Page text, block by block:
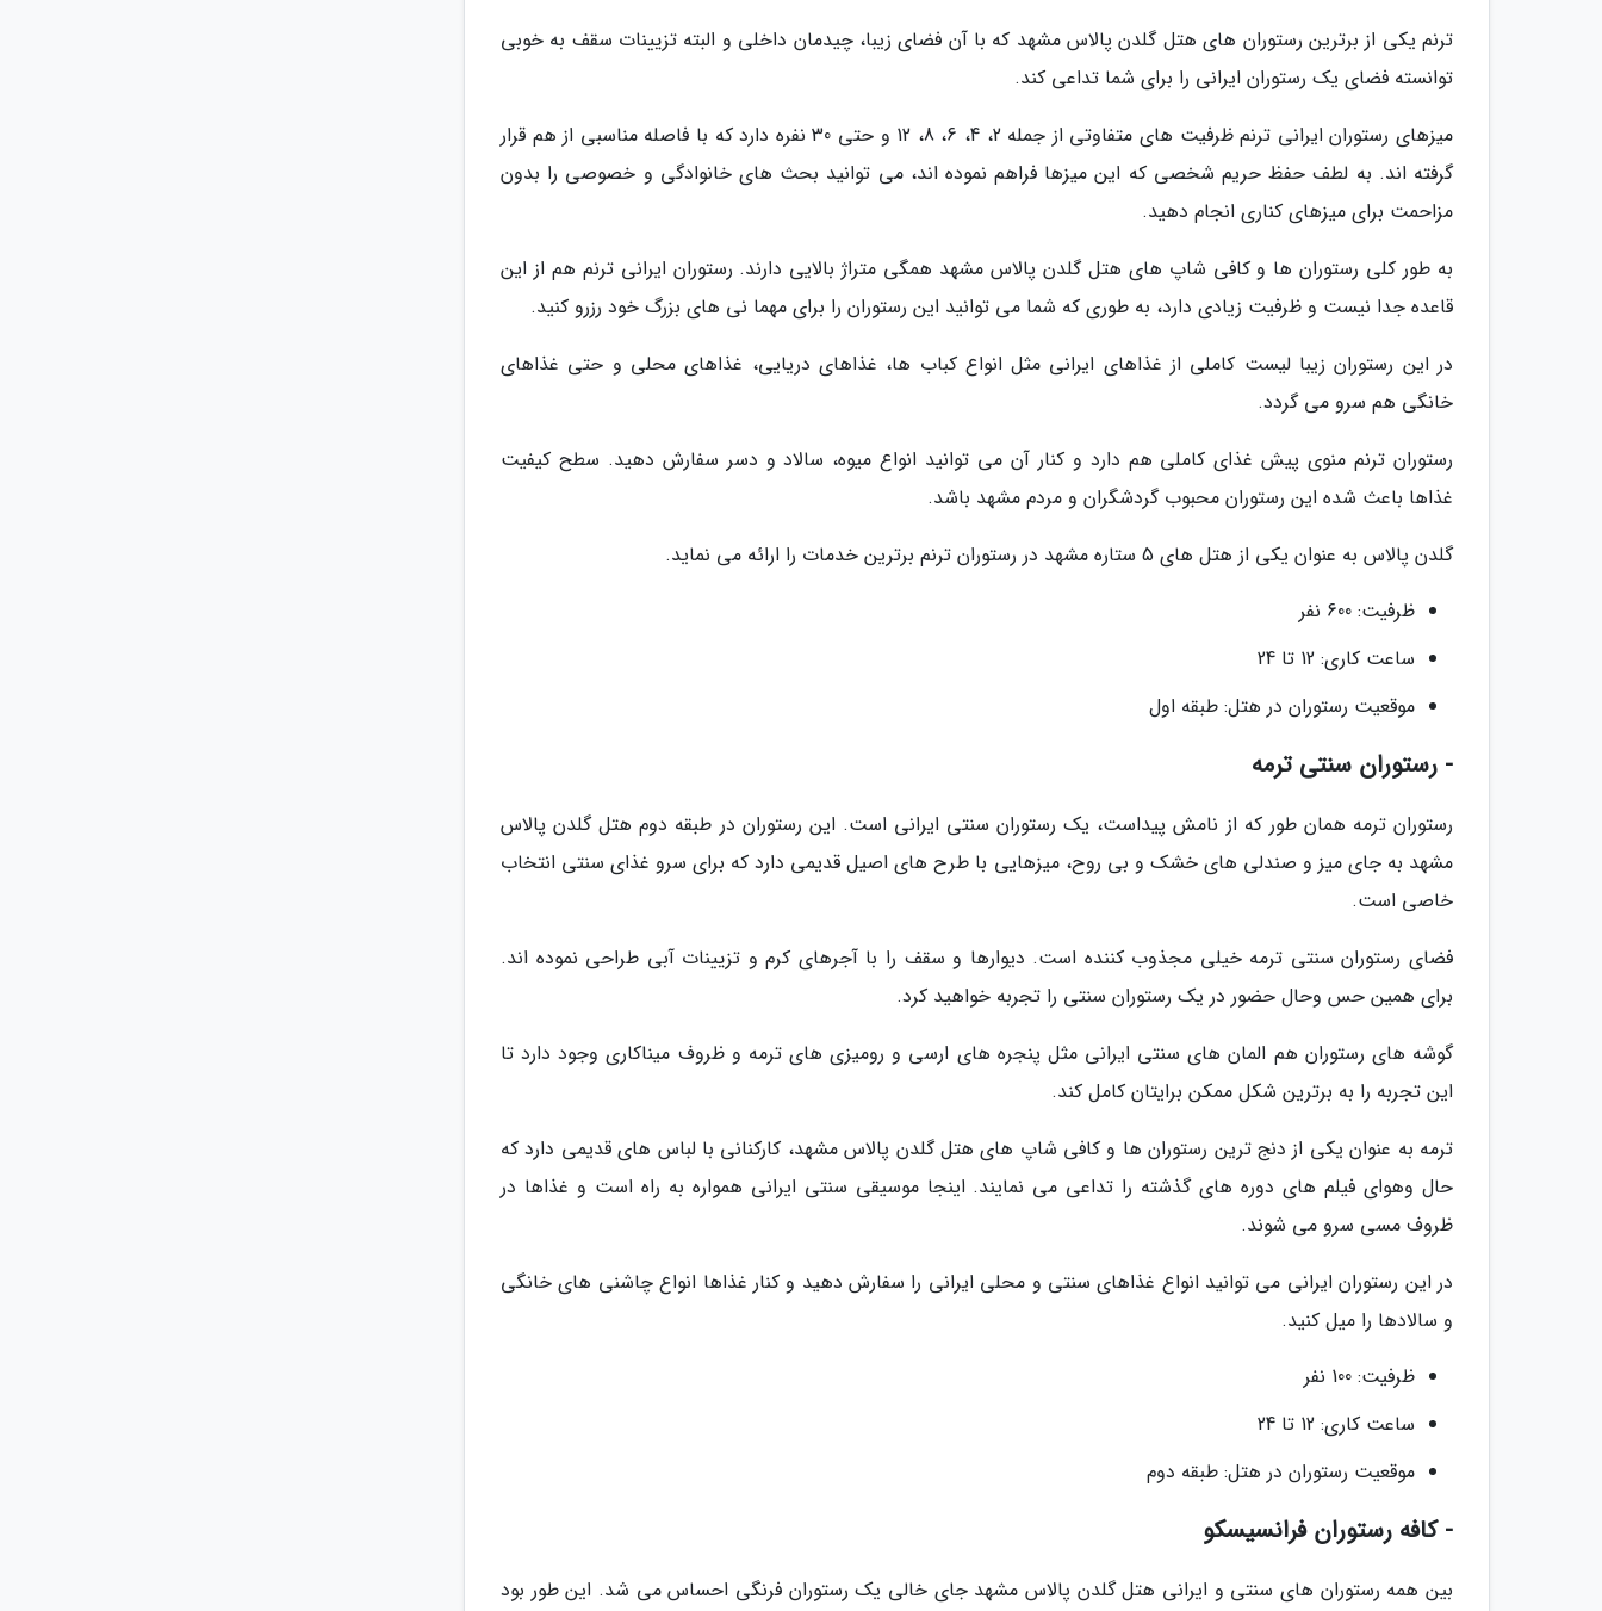
ترنم یکی از برترین رستوران های هتل گلدن پالاس مشهد که با آن فضای زیبا، چیدمان داخلی و البته تزیینات سقف به خوبی
توانسته فضای یک رستوران ایرانی را برای شما تداعی کند.
میزهای رستوران ایرانی ترنم ظرفیت های متفاوتی از جمله 2، 4، 6، 8، 12 و حتی 30 نفره دارد که با فاصله مناسبی از هم قرار
گرفته اند. به لطف حفظ حریم شخصی که این میزها فراهم نموده اند، می توانید بحث های خانوادگی و خصوصی را بدون
مزاحمت برای میزهای کناری انجام دهید.
به طور کلی رستوران ها و کافی شاپ های هتل گلدن پالاس مشهد همگی متراژ بالایی دارند. رستوران ایرانی ترنم هم از این
قاعده جدا نیست و ظرفیت زیادی دارد، به طوری که شما می توانید این رستوران را برای مهما نی های بزرگ خود رزرو کنید.
در این رستوران زیبا لیست کاملی از غذاهای ایرانی مثل انواع کباب ها، غذاهای دریایی، غذاهای محلی و حتی غذاهای
خانگی هم سرو می گردد.
رستوران ترنم منوی پیش غذای کاملی هم دارد و کنار آن می توانید انواع میوه، سالاد و دسر سفارش دهید. سطح کیفیت
غذاها باعث شده این رستوران محبوب گردشگران و مردم مشهد باشد.
گلدن پالاس به عنوان یکی از هتل های 5 ستاره مشهد در رستوران ترنم برترین خدمات را ارائه می نماید.
ظرفیت: 600 نفر
ساعت کاری: 12 تا 24
موقعیت رستوران در هتل: طبقه اول
- رستوران سنتی ترمه
رستوران ترمه همان طور که از نامش پیداست، یک رستوران سنتی ایرانی است. این رستوران در طبقه دوم هتل گلدن پالاس
مشهد به جای میز و صندلی های خشک و بی روح، میزهایی با طرح های اصیل قدیمی دارد که برای سرو غذای سنتی انتخاب
خاصی است.
فضای رستوران سنتی ترمه خیلی مجذوب کننده است. دیوارها و سقف را با آجرهای کرم و تزیینات آبی طراحی نموده اند.
برای همین حس وحال حضور در یک رستوران سنتی را تجربه خواهید کرد.
گوشه های رستوران هم المان های سنتی ایرانی مثل پنجره های ارسی و رومیزی های ترمه و ظروف میناکاری وجود دارد تا
این تجربه را به برترین شکل ممکن برایتان کامل کند.
ترمه به عنوان یکی از دنج ترین رستوران ها و کافی شاپ های هتل گلدن پالاس مشهد، کارکنانی با لباس های قدیمی دارد که
حال وهوای فیلم های دوره های گذشته را تداعی می نمایند. اینجا موسیقی سنتی ایرانی همواره به راه است و غذاها در
ظروف مسی سرو می شوند.
در این رستوران ایرانی می توانید انواع غذاهای سنتی و محلی ایرانی را سفارش دهید و کنار غذاها انواع چاشنی های خانگی
و سالادها را میل کنید.
ظرفیت: 100 نفر
ساعت کاری: 12 تا 24
موقعیت رستوران در هتل: طبقه دوم
- کافه رستوران فرانسیسکو
بین همه رستوران های سنتی و ایرانی هتل گلدن پالاس مشهد جای خالی یک رستوران فرنگی احساس می شد. این طور بود